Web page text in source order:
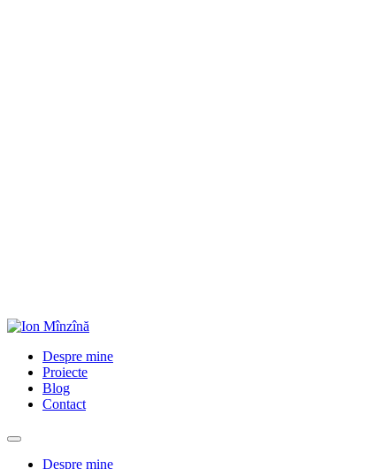
Despre mine
Proiecte
Blog
Contact
Despre mine